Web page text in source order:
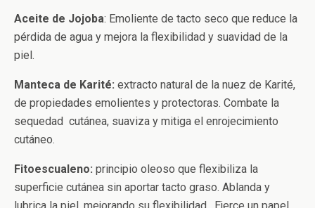
Aceite de Jojoba: Emoliente de tacto seco que reduce la
pérdida de agua y mejora la flexibilidad y suavidad de la
piel.
Manteca de Karité: extracto natural de la nuez de Karité,
de propiedades emolientes y protectoras. Combate la
sequedad cutánea, suaviza y mitiga el enrojecimiento
cutáneo.
Fitoescualeno: principio oleoso que flexibiliza la
superficie cutánea sin aportar tacto graso. Ablanda y